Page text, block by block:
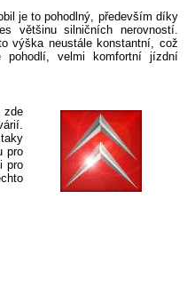
je to pohodlný, především díky
většinu silničních nerovností.
výška neustále konstantní, což
pohodlí, velmi komfortní jízdní
zde
pro
pro